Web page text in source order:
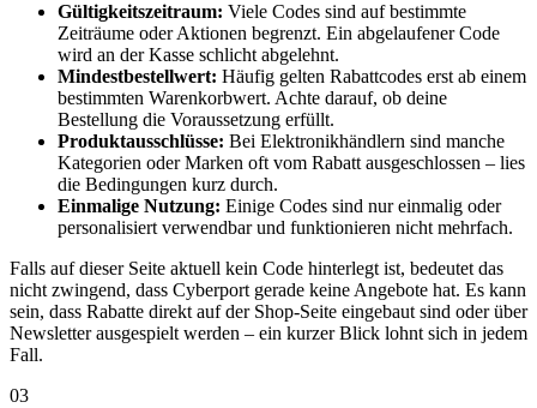
Gültigkeitszeitraum: Viele Codes sind auf bestimmte
Zeiträume oder Aktionen begrenzt. Ein abgelaufener Code
wird an der Kasse schlicht abgelehnt.
Mindestbestellwert: Häufig gelten Rabattcodes erst ab einem
bestimmten Warenkorbwert. Achte darauf, ob deine
Bestellung die Voraussetzung erfüllt.
Produktausschlüsse: Bei Elektronikhändlern sind manche
Kategorien oder Marken oft vom Rabatt ausgeschlossen – lies
die Bedingungen kurz durch.
Einmalige Nutzung: Einige Codes sind nur einmalig oder
personalisiert verwendbar und funktionieren nicht mehrfach.
Falls auf dieser Seite aktuell kein Code hinterlegt ist, bedeutet das
nicht zwingend, dass Cyberport gerade keine Angebote hat. Es kann
sein, dass Rabatte direkt auf der Shop-Seite eingebaut sind oder über
Newsletter ausgespielt werden – ein kurzer Blick lohnt sich in jedem
Fall.
03